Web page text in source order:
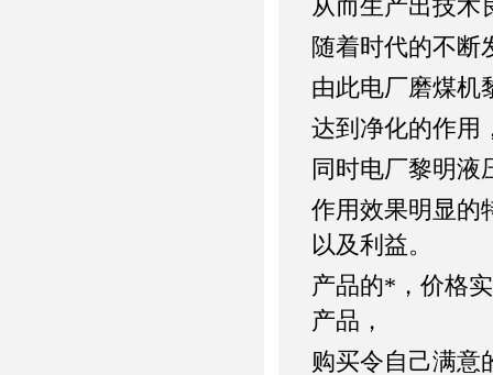
从而生产出技术
随着时代的不断
由此电厂磨煤机
达到净化的作用
同时电厂黎明液
作用效果明显的
以及利益。
产品的*，价格
产品，
购买令自己满意